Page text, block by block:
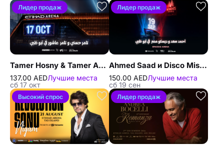
Лидер продаж
Tamer Hosny & Tamer Ashour в Абу-Даби
137.00 AEDЛучшие места
сб 17 окт
Лидер продаж
Ahmed Saad и Disco Misr – живое выступление в Space42 Arena в Абу-Даби
150.00 AEDЛучшие места
сб 19 сен
Высокий спрос Лидер продаж